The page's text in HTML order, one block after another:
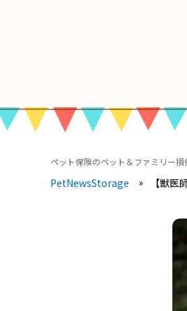
ペット保険のペット＆ファミリー損
PetNewsStorage 【獣